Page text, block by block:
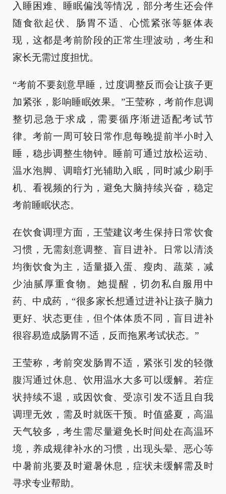
入睡困难、睡眠偏浅等情况，部分考生还会伴
随食欲起伏、肠胃不适、心慌紧张等躯体表
现，这都是考前阶段的正常生理波动，考生和
家长无需过度担忧。
“考前不要刻意早睡，过度调整反而会让孩子更
加紧张，影响睡眠效果。”王莹称，考前作息调
整切忌急于求成，需要循序渐进适配考试节
律。考前一周可较日常作息每晚提前半小时入
睡，稳步调整生物钟。睡前可通过放松运动、
温水泡脚、调暗灯光辅助入眠，同时减少刷手
机、看视频的行为，避免大脑持续兴奋，稳定
考前睡眠状态。
在饮食调理方面，王莹建议考生保持日常饮食
习惯，无需刻意调整、盲目进补。日常以清淡
均衡饮食为主，适量摄入蛋、瘦肉、蔬菜，减
少油腻厚重食物。她提醒，切勿私自服用中
药、中成药，“很多家长想通过进补让孩子脑力
更好、状态更佳，但个体体质不同，盲目进补
很容易造成肠胃不适，反而拖累考试状态。”
王莹称，考前突发肠胃不适，紧张引发的轻微
腹泻通过休息、饮用温水大多可以缓解。若症
状持续不退，或因饮食、受凉引发不适且自我
调理无效，需及时就医干预。时值盛夏，高温
天气较多，考生需尽量避免长时间处在高温环
境，养成规律补水的习惯，出现头晕、恶心等
中暑前兆要及时避暑休息，症状未缓解需及时
寻求专业帮助。